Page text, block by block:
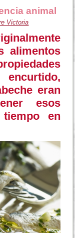
animal
Victoria
alimentos
encurtido,
eran
esos
en